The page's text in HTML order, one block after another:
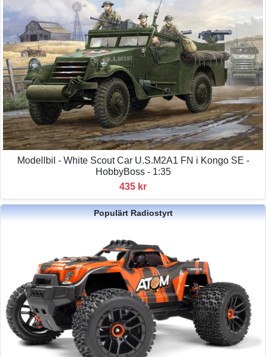
Modellbil - White Scout Car U.S.M2A1 FN i Kongo SE -
HobbyBoss - 1:35
435 kr
Populärt Radiostyrt